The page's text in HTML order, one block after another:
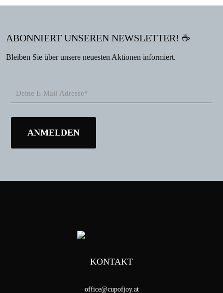
ABONNIERT UNSEREN NEWSLETTER! ☕
Bleiben Sie über unsere neuesten Aktionen informiert.
KONTAKT
office@cupofjoy.at